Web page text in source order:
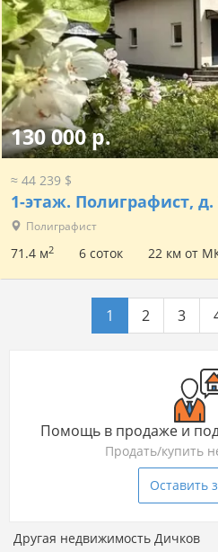
130 000 р.
≈ 44 239 $
1-этаж. Полиграфист, д.
Полиграфист
71.4 м2 6 соток 22 км от
1 2 3
Помощь в продаже и
Продать/купить
Оставить
Другая недвижимость Дичков